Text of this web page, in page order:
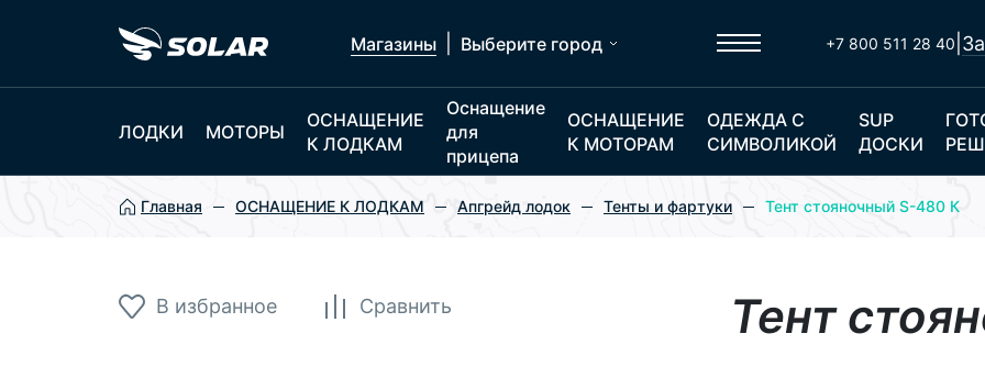
Магазины Выберите город +7 800 511 28 40
ЛОДКИ МОТОРЫ
ОСНАЩЕНИЕ
К ЛОДКАМ
Оснащение
для
прицепа
ОСНАЩЕНИЕ
К МОТОРАМ
ОДЕЖДА С
СИМВОЛИКОЙ
SUP
ДОСКИ
Главная ОСНАЩЕНИЕ К ЛОДКАМ Апгрейд лодок Тенты и фартуки Тент стояночный S-480 К
Сравнить
В избранное Тент